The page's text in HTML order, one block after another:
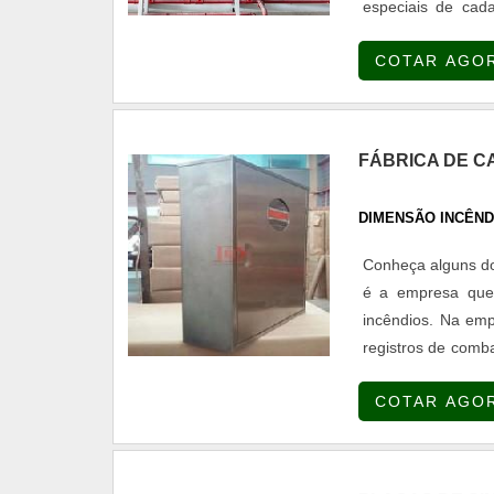
especiais de
que atuam em
aprovação pelos
obra tenha
empresa na área
requisitos de
licenças,
COTAR
FÁBRICA DE
DIMENSÃO
Conheça alguns
é a empresa
incêndios. Na
registros de
Disponibi....
COTAR